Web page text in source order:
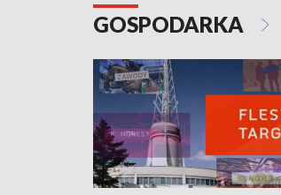
GOSPODARKA